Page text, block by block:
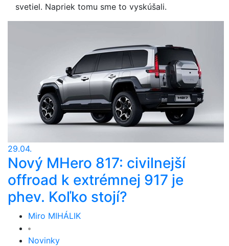
svetiel. Napriek tomu sme to vyskúšali.
29.04.
Nový MHero 817: civilnejší
offroad k extrémnej 917 je
phev. Koľko stojí?
Miro MIHÁLIK
Novinky